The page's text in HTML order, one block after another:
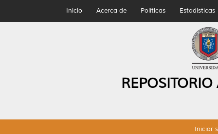
Inicio Acerca de Políticas Estadísticas
Iniciar